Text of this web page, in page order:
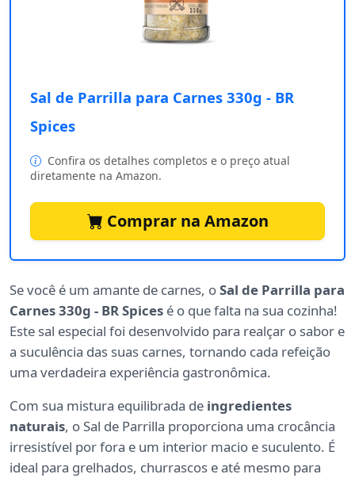
Sal de Parrilla para Carnes 330g - BR
Spices
Confira os detalhes completos e o preço atual
diretamente na Amazon.
Comprar na Amazon
Se você é um amante de carnes, oSal de Parrilla para
Carnes 330g - BR Spices é o que falta na sua cozinha!
Este sal especial foi desenvolvido para realçar o sabor e
a suculência das suas carnes, tornando cada refeição
uma verdadeira experiência gastronômica.
Com sua mistura equilibrada de ingredientes
naturais, o Sal de Parrilla proporciona uma crocância
irresistível por fora e um interior macio e suculento. É
ideal para grelhados, churrascos e até mesmo para